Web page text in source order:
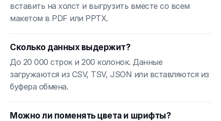
вставить на холст и выгрузить вместе со всем
макетом в PDF или PPTX.
Сколько данных выдержит?
До 20 000 строк и 200 колонок. Данные
загружаются из CSV, TSV, JSON или вставляются из
буфера обмена.
Можно ли поменять цвета и шрифты?